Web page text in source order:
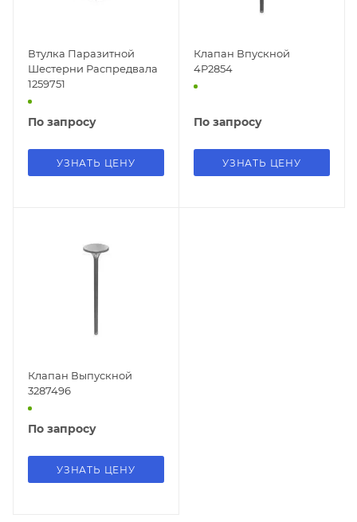
Втулка Паразитной
Шестерни Распредвала
1259751
По запросу
УЗНАТЬ ЦЕНУ
Клапан Впускной
4P2854
По запросу
УЗНАТЬ ЦЕНУ
Клапан Выпускной
3287496
По запросу
УЗНАТЬ ЦЕНУ